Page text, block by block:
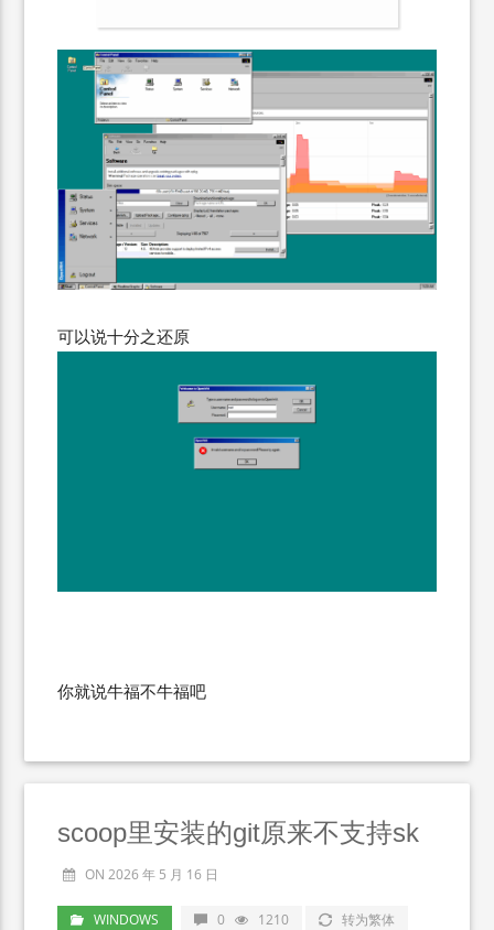
可以说十分之还原
你就说牛福不牛福吧
scoop里安装的git原来不支持sk
ON 2026 年 5 月 16 日
WINDOWS 0 1210 转为繁体